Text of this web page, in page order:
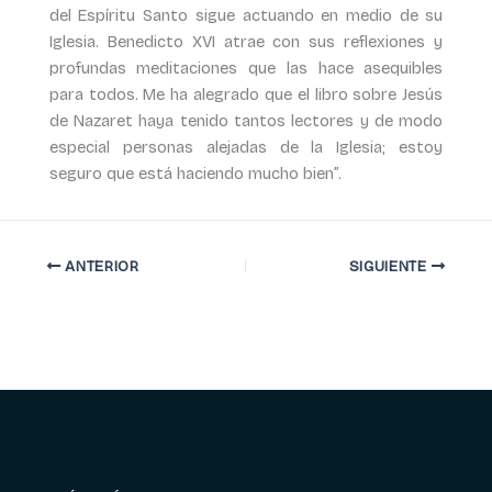
del Espíritu Santo sigue actuando en medio de su
Iglesia. Benedicto XVI atrae con sus reflexiones y
profundas meditaciones que las hace asequibles
para todos. Me ha alegrado que el libro sobre Jesús
de Nazaret haya tenido tantos lectores y de modo
especial personas alejadas de la Iglesia; estoy
seguro que está haciendo mucho bien”.
ANTERIOR SIGUIENTE